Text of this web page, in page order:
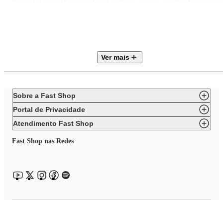
organização, higiene e beleza na sua bancada.
Ver mais
Sobre a Fast Shop
Portal de Privacidade
Atendimento Fast Shop
Fast Shop nas Redes